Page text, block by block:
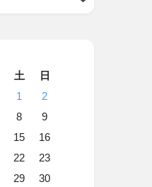
土
日
1
2
8
9
15
16
22
23
29
30